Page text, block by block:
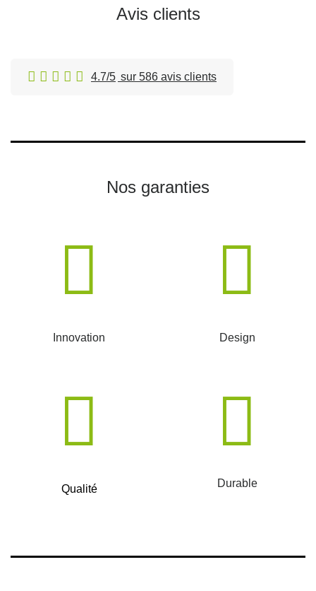
Avis clients
4.7/5 sur 586 avis clients
Nos garanties
Innovation Design
Qualité Durable